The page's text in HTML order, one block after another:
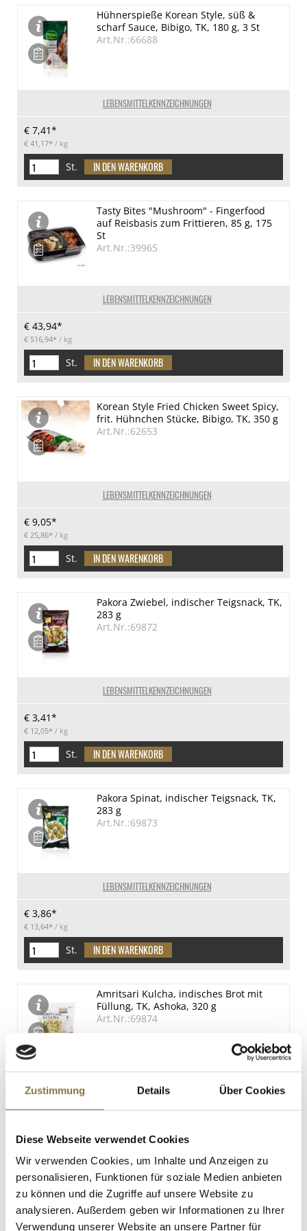
Zustimmung Details Über Cookies
Diese Webseite verwendet Cookies
Wir verwenden Cookies, um Inhalte und Anzeigen zu
personalisieren, Funktionen für soziale Medien anbieten
zu können und die Zugriffe auf unsere Website zu
analysieren. Außerdem geben wir Informationen zu Ihrer
Verwendung unserer Website an unsere Partner für
LEBENSMITTELKENNZEICHNUNGEN
Hühnerspieße Korean Style, süß &
scharf Sauce, Bibigo, TK, 180 g, 3 St
Art.Nr.:66688
€ 7,41*
€ 41,17* / kg
St.
LEBENSMITTELKENNZEICHNUNGEN
Tasty Bites "Mushroom" - Fingerfood
auf Reisbasis zum Frittieren, 85 g, 175
St
Art.Nr.:39965
€ 43,94*
€ 516,94* / kg
St.
LEBENSMITTELKENNZEICHNUNGEN
Korean Style Fried Chicken Sweet Spicy,
frit. Hühnchen Stücke, Bibigo, TK, 350 g
Art.Nr.:62653
€ 9,05*
€ 25,86* / kg
St.
LEBENSMITTELKENNZEICHNUNGEN
Pakora Zwiebel, indischer Teigsnack, TK,
283 g
Art.Nr.:69872
€ 3,41*
€ 12,05* / kg
St.
LEBENSMITTELKENNZEICHNUNGEN
Pakora Spinat, indischer Teigsnack, TK,
283 g
Art.Nr.:69873
€ 3,86*
€ 13,64* / kg
St.
Amritsari Kulcha, indisches Brot mit
Füllung, TK, Ashoka, 320 g
Art.Nr.:69874
€ 4,80*
St.
Paratha, indisches Brot, Ashoka, TK ,
350 g
Art.Nr.:69875